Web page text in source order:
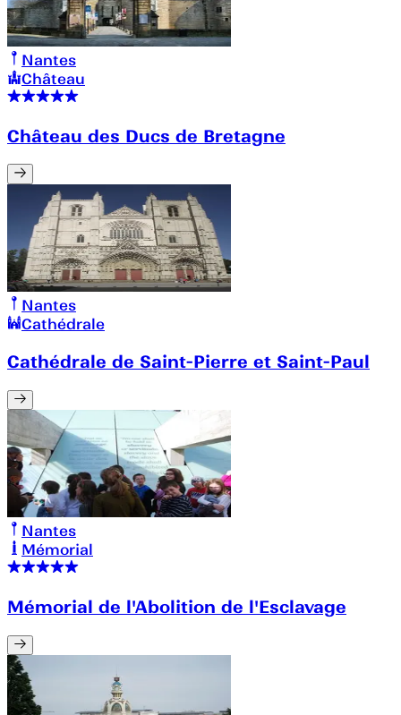
Nantes
Château
Château des Ducs de Bretagne
Nantes
Cathédrale
Cathédrale de Saint-Pierre et Saint-Paul
Nantes
Mémorial
Mémorial de l'Abolition de l'Esclavage